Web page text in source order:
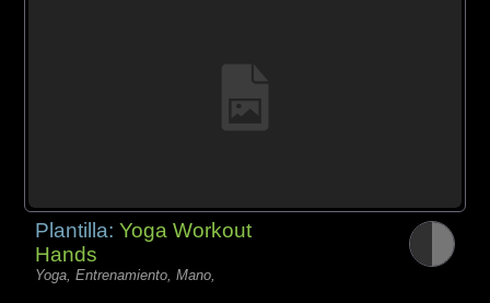
Plantilla:Yoga Workout
Hands
Yoga, Entrenamiento, Mano,